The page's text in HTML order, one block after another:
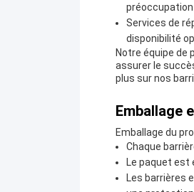
préoccupation
Services de
disponibilité
Notre équipe de
assurer le
plus sur nos
Emballage
Emballage du
Chaque
Le paquet est
Les barrières